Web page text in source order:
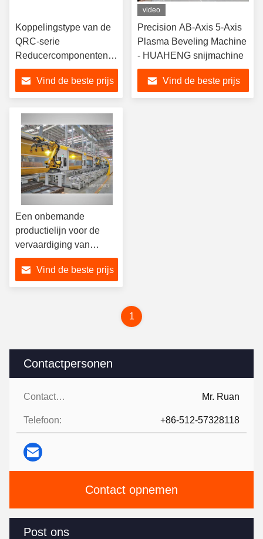
Contactpersonen
Contactpersonen: Mr. Ruan
Telefoon: +86-512-57328118
Contact opnemen
Post ons
Koppelingstype van de
QRC-serie
Reducercomponenten
QRC-20E / QRC-40E /
QRC-80E
Vind de beste prijs
video
Precision AB-Axis 5-Axis
Plasma Beveling Machine
- HUAHENG snijmachine
Vind de beste prijs
Een onbemande
productielijn voor de
vervaardiging van
klimframeproducten
Vind de beste prijs
1